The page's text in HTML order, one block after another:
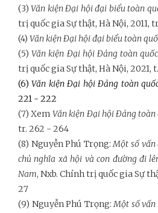
(3)Văn kiện Đại hội đại biểu toàn
trị quốc gia Sự thật, Hà Nội, 2011,
(4) Văn kiện Đại hội đại biểu toàn
(5)Văn kiện Đại hội Đảng toàn
trị quốc gia Sự thật, Hà Nội, 2021,
(6)Văn kiện Đại hội Đảng toàn
221 - 222
(7) XemVăn kiện Đại hội Đảng toàn
tr. 262 - 264
(8) Nguyễn Phú Trọng:Một số vấn
chủ nghĩa xã hội và con đường đi
Nam, Nxb. Chính trị quốc gia Sự
27
(9) Nguyễn Phú Trọng:Một số vấn